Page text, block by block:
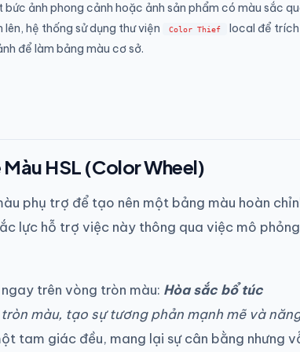
ảnh phong cảnh hoặc ảnh sản phẩm có màu sắc
hệ thống sử dụng thư viện Color Thief
local để trích
để làm bảng màu cơ sở.
HSL (Color Wheel)
phụ trợ để tạo nên một bảng màu hoàn
lực hỗ trợ việc này thông qua việc mô phỏng
trên vòng tròn màu: Hòa sắc bổ túc
màu, tạo sự tương phản mạnh mẽ và
tam giác đều, mang lại sự cân bằng nhưng